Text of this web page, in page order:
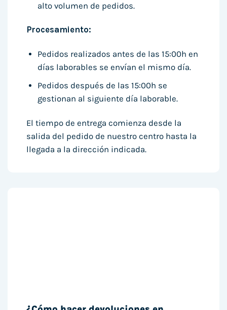
alto volumen de pedidos.
Procesamiento:
Pedidos realizados antes de las 15:00h en
días laborables se envían el mismo día.
Pedidos después de las 15:00h se
gestionan al siguiente día laborable.
El tiempo de entrega comienza desde la
salida del pedido de nuestro centro hasta la
llegada a la dirección indicada.